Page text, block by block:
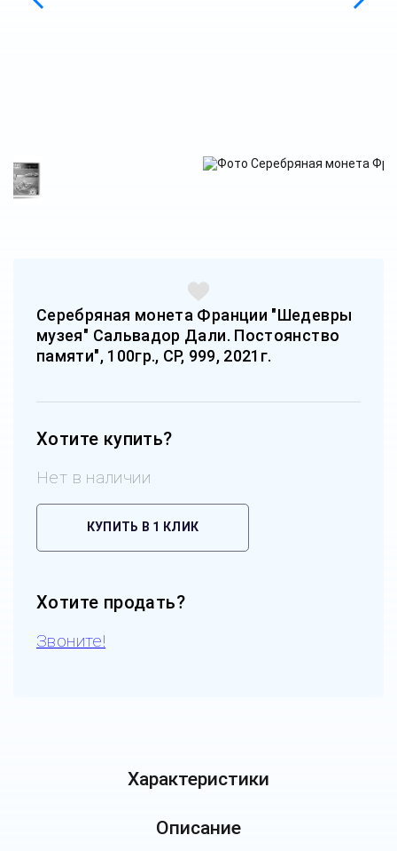
Серебряная монета Франции "Шедевры
музея" Сальвадор Дали. Постоянство
памяти", 100гр., СР, 999, 2021г.
Хотите купить?
Нет в наличии
КУПИТЬ В 1 КЛИК
Хотите продать?
Звоните!
Характеристики
Описание